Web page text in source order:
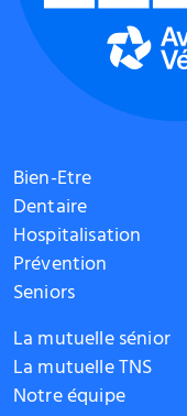
Bien-Etre
Dentaire
Hospitalisation
Prévention
Seniors
La mutuelle sénior
La mutuelle TNS
Notre équipe